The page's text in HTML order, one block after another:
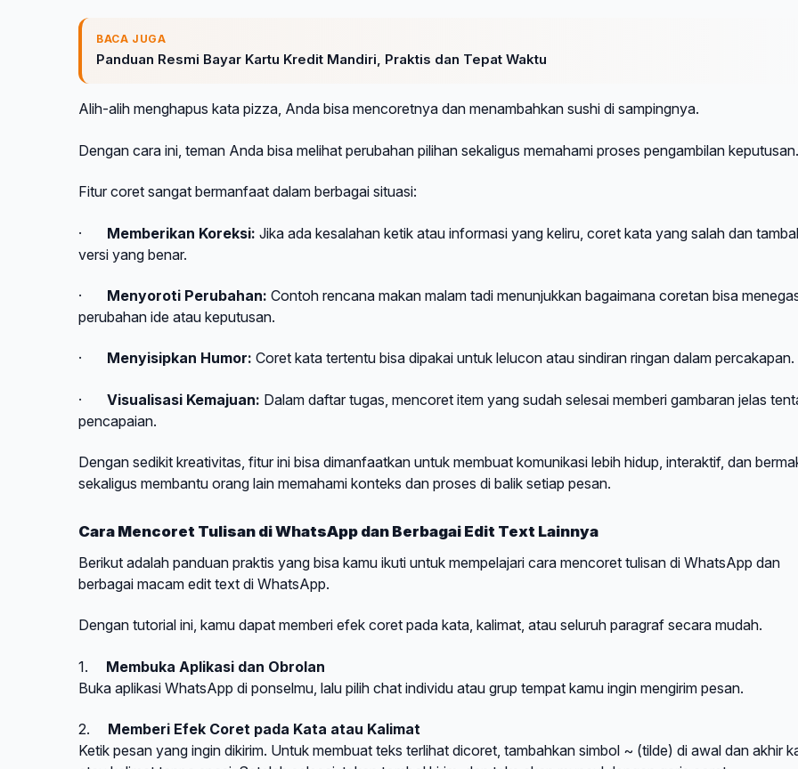
BACA JUGA
Panduan Resmi Bayar Kartu Kredit Mandiri, Praktis dan Tepat Waktu
Alih-alih menghapus kata pizza, Anda bisa mencoretnya dan menambahkan sushi di sampingnya.
Dengan cara ini, teman Anda bisa melihat perubahan pilihan sekaligus memahami proses pengambilan keputusan.
Fitur coret sangat bermanfaat dalam berbagai situasi:
· Memberikan Koreksi: Jika ada kesalahan ketik atau informasi yang keliru, coret kata yang salah dan
versi yang benar.
· Menyoroti Perubahan: Contoh rencana makan malam tadi menunjukkan bagaimana coretan bisa
perubahan ide atau keputusan.
· Menyisipkan Humor: Coret kata tertentu bisa dipakai untuk lelucon atau sindiran ringan dalam percakapan.
· Visualisasi Kemajuan: Dalam daftar tugas, mencoret item yang sudah selesai memberi gambaran jelas
pencapaian.
Dengan sedikit kreativitas, fitur ini bisa dimanfaatkan untuk membuat komunikasi lebih hidup, interaktif, dan
sekaligus membantu orang lain memahami konteks dan proses di balik setiap pesan.
Cara Mencoret Tulisan di WhatsApp dan Berbagai Edit Text Lainnya
Berikut adalah panduan praktis yang bisa kamu ikuti untuk mempelajari cara mencoret tulisan di WhatsApp dan
berbagai macam edit text di WhatsApp.
Dengan tutorial ini, kamu dapat memberi efek coret pada kata, kalimat, atau seluruh paragraf secara mudah.
1. Membuka Aplikasi dan Obrolan
Buka aplikasi WhatsApp di ponselmu, lalu pilih chat individu atau grup tempat kamu ingin mengirim pesan.
2. Memberi Efek Coret pada Kata atau Kalimat
Ketik pesan yang ingin dikirim. Untuk membuat teks terlihat dicoret, tambahkan simbol ~ (tilde) di awal dan akhir